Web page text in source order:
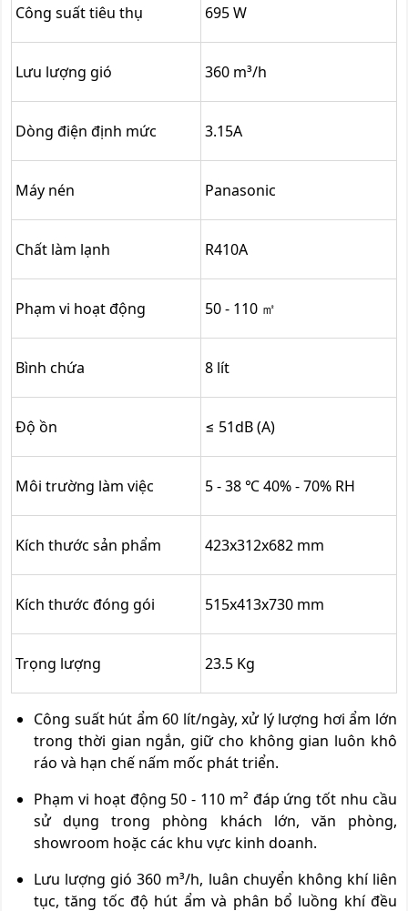
Công suất tiêu thụ 695 W
Lưu lượng gió 360 m³/h
Dòng điện định mức 3.15A
Máy nén Panasonic
Chất làm lạnh R410A
Phạm vi hoạt động 50 - 110 ㎡
Bình chứa 8 lít
Độ ồn ≤ 51dB (A)
Môi trường làm việc 5 - 38 ℃ 40% - 70% RH
Kích thước sản phẩm 423x312x682 mm
Kích thước đóng gói 515x413x730 mm
Trọng lượng 23.5 Kg
Công suất hút ẩm 60 lít/ngày, xử lý lượng hơi ẩm lớn
trong thời gian ngắn, giữ cho không gian luôn khô
ráo và hạn chế nấm mốc phát triển.
Phạm vi hoạt động 50 - 110 m² đáp ứng tốt nhu cầu
sử dụng trong phòng khách lớn, văn phòng,
showroom hoặc các khu vực kinh doanh.
Lưu lượng gió 360 m³/h, luân chuyển không khí liên
tục, tăng tốc độ hút ẩm và phân bổ luồng khí đều